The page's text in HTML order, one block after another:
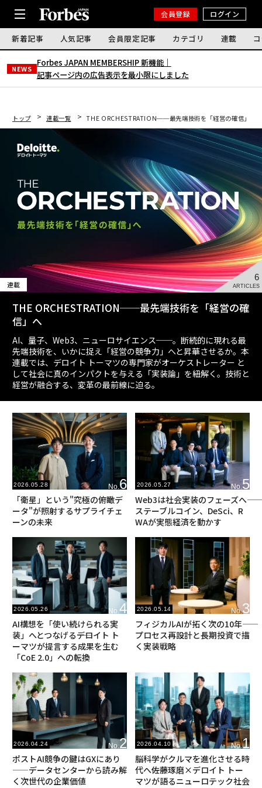
会員登録 ログイン
新着記事 人気記事 会員限定記事 カテゴリ 連載
NEWS
Forbes JAPAN MEMBERSHIP 新機能｜
記事ページ内の広告表示を最小限にしました
トップ 連載一覧 THE ORCHESTRATION──最先端技術を「経営の確信」へ
6
ARTICLES
連載
THE ORCHESTRATION──最先端技術を「経営の確
信」へ
AI、量子、Web3、ニューロサイエンス──。断続的に現れる最
先端技術を、いかに捉え「経営の競争力」へと昇華させるか。本
連載では、デロイト トーマツの専門家がオーケストレーター と
して社会に真のインパクトを与える「実装論」を紐解く。技術と
経営が融合する、変革の最前線に迫る。
2026.05.28 No.6
「衛星」という"究極の俯瞰デ
ータ"が照射するサプライチェ
ーンの未来
2026.05.27 No.5
Web3は社会実装のフェーズへ――
ステーブルコイン、DeSci、R
WAが実態経済を動かす
2026.05.26 No. 4
AI構想を「使い続けられる実
装」へとつなげる――デロイト ト
ーマツが提言する成果を生む
「CoE 2.0」への転換
2026.05.14 No.3
フィジカルAIが拓く次の10年――
プロセス再設計と長期投資で描
く実装戦略
2026.04.24 No.2
ポストAI競争の鍵はGXにあり
——データセンターから読み解
く次世代の企業価値
2026.04.10 No.1
脳科学がクルマを進化させる時
代へ――佐藤琢磨×デロイト トー
マツが語るニューロテック社会